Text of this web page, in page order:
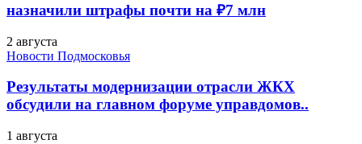
назначили штрафы почти на ₽7 млн
2 августа
Новости Подмосковья
Результаты модернизации отрасли ЖКХ
обсудили на главном форуме управдомов..
1 августа